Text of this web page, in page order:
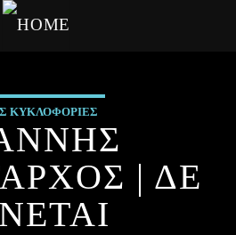
ΚΥΚΛΟΦΟΡΙΕΣ
| ΔΕ